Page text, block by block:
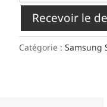
Recevoir le
Catégorie : Samsung